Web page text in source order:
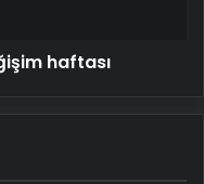
haftası